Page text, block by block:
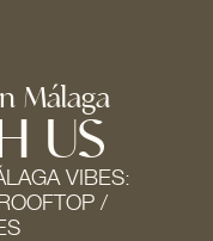
Málaga
US
VIBES:
/